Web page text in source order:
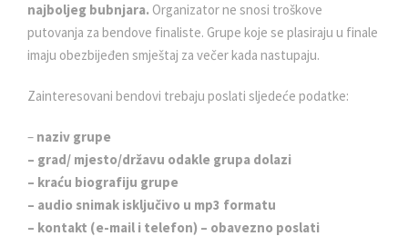
najboljeg bubnjara. Organizator ne snosi troškove
putovanja za bendove finaliste. Grupe koje se plasiraju u finale
imaju obezbijeđen smještaj za večer kada nastupaju.
Zainteresovani bendovi trebaju poslati sljedeće podatke:
– naziv grupe
– grad/ mjesto/državu odakle grupa dolazi
– kraću biografiju grupe
– audio snimak isključivo u mp3 formatu
– kontakt (e-mail i telefon) – obavezno poslati